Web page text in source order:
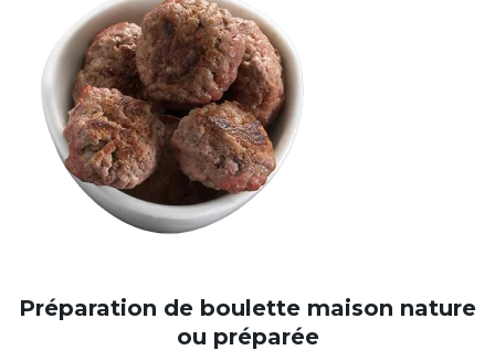
Préparation de boulette maison nature
ou préparée